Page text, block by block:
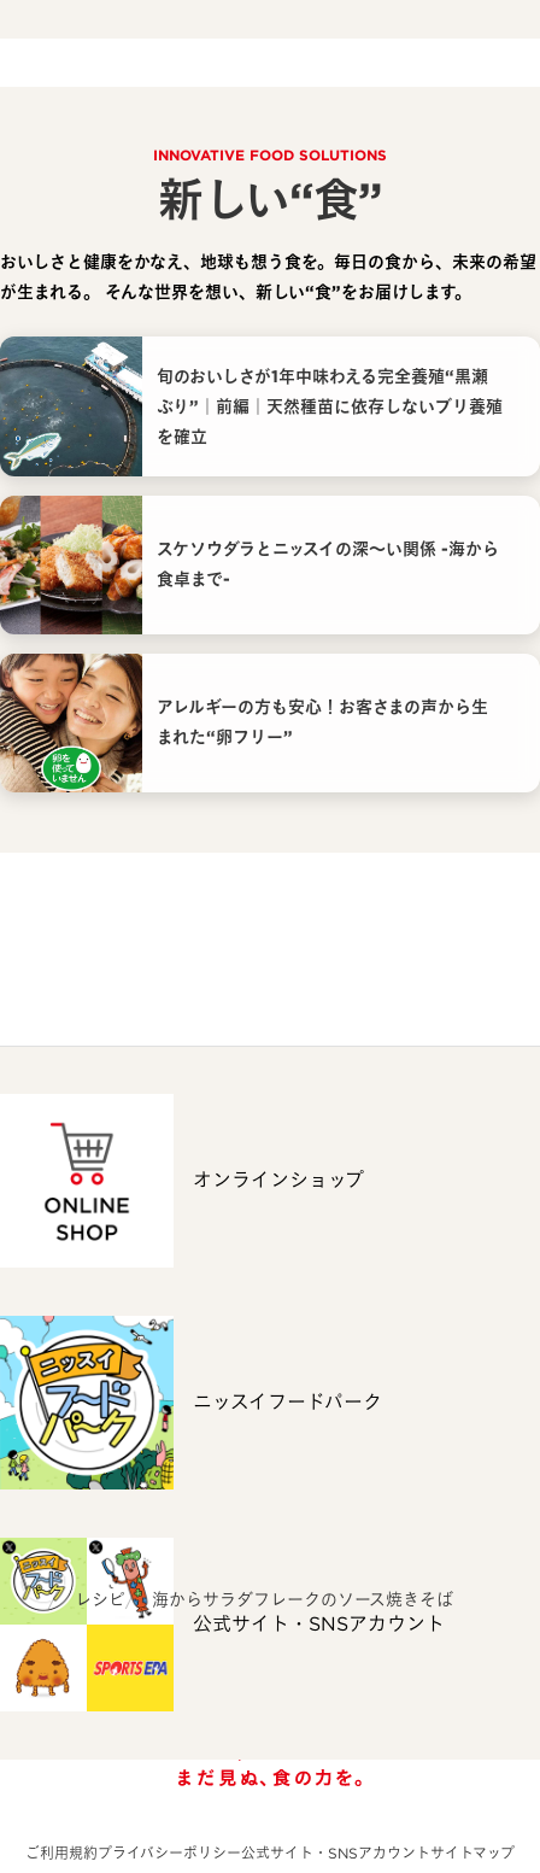
INNOVATIVE FOOD SOLUTIONS
新しい“食”
おいしさと健康をかなえ、地球も想う食を。毎日の食から、未来の希望
が生まれる。
そんな世界を想い、新しい“食”をお届けします。
旬のおいしさが1年中味わえる完全養殖“黒瀬
ぶり”｜前編｜天然種苗に依存しないブリ養殖
を確立
スケソウダラとニッスイの深〜い関係 -海から
食卓まで-
アレルギーの方も安心！お客さまの声から生
まれた“卵フリー”
オンラインショップ
ニッスイフードパーク
公式サイト・SNSアカウント
ホーム レシピ 海からサラダフレークのソース焼きそば
ご利用規約プライバシーポリシー公式サイト・SNSアカウント サイトマップ